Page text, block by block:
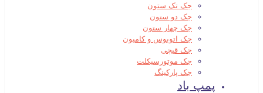
جک تک ستون
جک دو ستون
جک چهار ستون
جک اتوبوس و کامیون
جک قیچی
جک موتورسیکلت
جک پارکینگ
پمپ باد